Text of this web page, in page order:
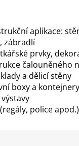
aplikace:
zábradlí
prvky,
čalouněného
a dělicí stěny
boxy a
police apod.)